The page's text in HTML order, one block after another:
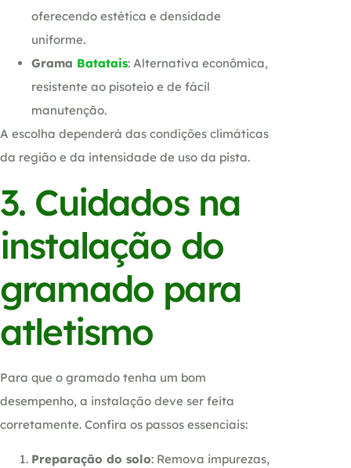
oferecendo estética e densidade
uniforme.
Grama Batatais: Alternativa econômica,
resistente ao pisoteio e de fácil
manutenção.
A escolha dependerá das condições climáticas
da região e da intensidade de uso da pista.
3. Cuidados na
instalação do
gramado para
atletismo
Para que o gramado tenha um bom
desempenho, a instalação deve ser feita
corretamente. Confira os passos essenciais:
Preparação do solo: Remova impurezas,